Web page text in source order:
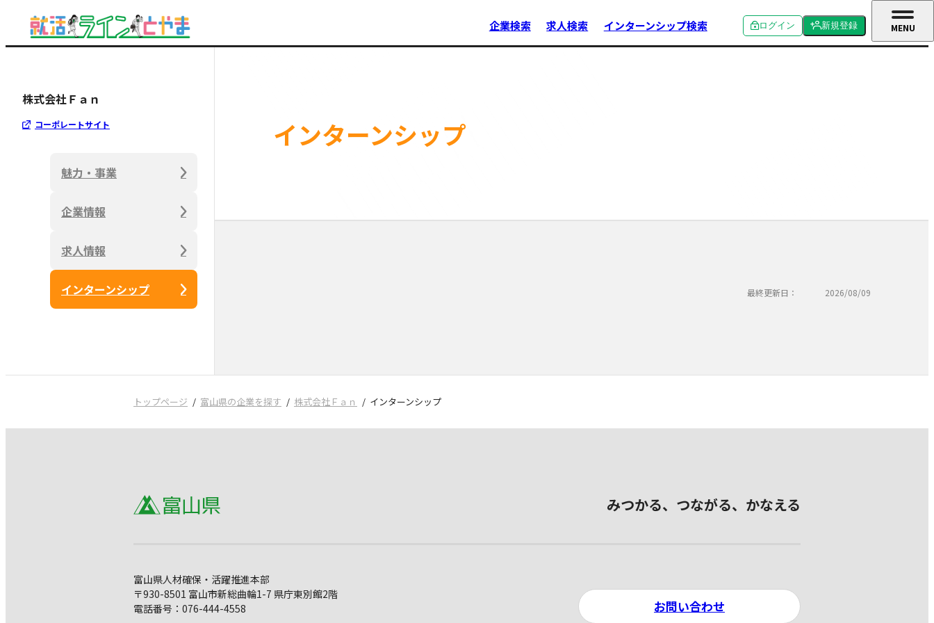
企業検索 求人検索 インターンシップ検索 ログイン 新規登録
株式会社Ｆａｎ
コーポレートサイト
魅力・事業
企業情報
求人情報
インターンシップ
インターンシップ
最終更新日： 2026/08/09
トップページ 富山県の企業を探す 株式会社Ｆａｎ インターンシップ
みつかる、つながる、かなえる
富山県人材確保・活躍推進本部
〒930-8501 富山市新総曲輪1-7 県庁東別館2階
電話番号：076-444-4558
お問い合わせ
MENU